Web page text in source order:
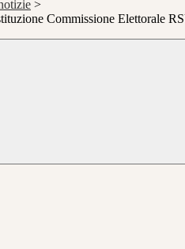
>
Commissione Elettorale